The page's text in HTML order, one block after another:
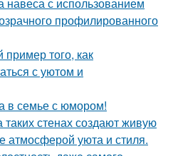
профилированного
пример того, как
с уютом и
в семье с юмором!
таких стенах создают живую
атмосферой уюта и стиля.